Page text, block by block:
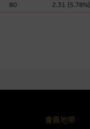
80 2.31 (5.78%)
準備的資料編製
何與本網站相
會員地帶